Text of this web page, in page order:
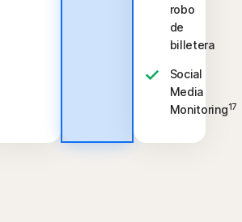
robo
de
billetera
Social
Media
Monitoring17